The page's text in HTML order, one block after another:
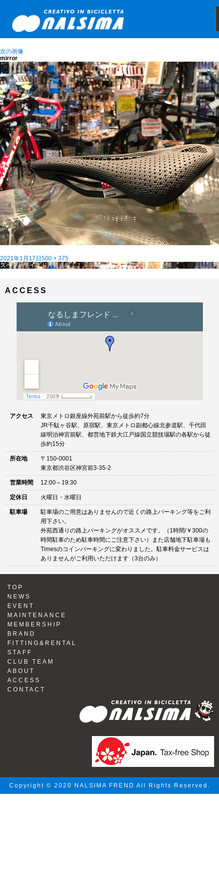
次の画像
mirror
投
稿
2021年1月17日 フ
ル
500 × 375
投
ゲ
スペシャライズド入荷速報！！：ミラーサドル入荷！！ 内で公開
ACCESS
アクセス
東京メトロ銀座線外苑前駅から徒歩約7分
JR千駄ヶ谷駅、原宿駅、東京メトロ副都心線北参道駅、千代田
線明治神宮前駅、都営地下鉄大江戸線国立競技場駅の各駅から徒
歩約15分
所在地
〒150-0001
東京都渋谷区神宮前3-35-2
営業時間 12:00～19:30
定休日 火曜日・水曜日
駐車場
駐車場のご用意はありませんので近くの路上パーキング等をご利
用下さい。
外苑西通りの路上パーキングがオススメです。（1時間/￥300の
時間駐車のため駐車時間にご注意下さい）また店舗地下駐車場も
Timesのコインパーキングに変わりました。駐車料金サービスは
ありませんがご利用いただけます（3台のみ）
TOP
NEWS
EVENT
MAINTENANCE
MEMBERSHIP
BRAND
FITTING&RENTAL
STAFF
CLUB TEAM
ABOUT
ACCESS
CONTACT
Copyright © 2020 NALSIMA FREND All Rights Reserved.